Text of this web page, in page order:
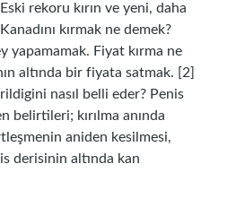
rekoru kırın ve yeni, daha
kırmak ne demek?
yapamamak. Fiyat kırma ne
altında bir fiyata satmak. [2]
nasıl belli eder? Penis
belirtileri; kırılma anında
aniden kesilmesi,
derisinin altında kan